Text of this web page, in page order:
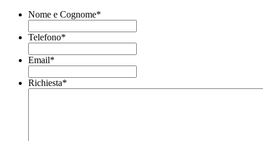
Nome e Cognome*
Telefono*
Email*
Richiesta*